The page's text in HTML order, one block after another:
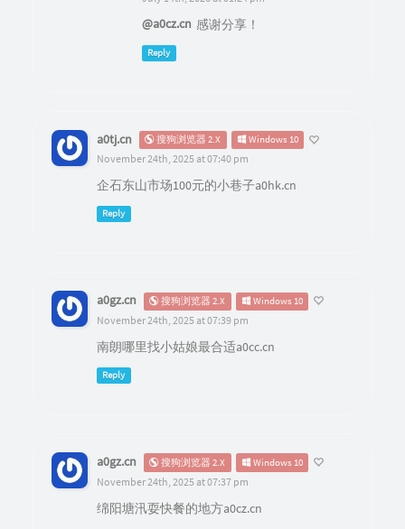
@a0cz.cn 感谢分享！
Reply
a0tj.cn 搜狗浏览器 2.X Windows 10
November 24th, 2025 at 07:40 pm
企石东山市场100元的小巷子a0hk.cn
Reply
a0gz.cn 搜狗浏览器 2.X Windows 10
November 24th, 2025 at 07:39 pm
南朗哪里找小姑娘最合适a0cc.cn
Reply
a0gz.cn 搜狗浏览器 2.X Windows 10
November 24th, 2025 at 07:37 pm
绵阳塘汛耍快餐的地方a0cz.cn